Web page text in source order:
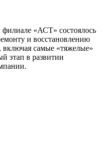
филиале «АСТ» состоялось
и восстановлению
самые «тяжелые»
этап в развитии